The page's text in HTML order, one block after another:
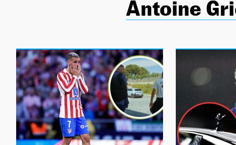
Antoine